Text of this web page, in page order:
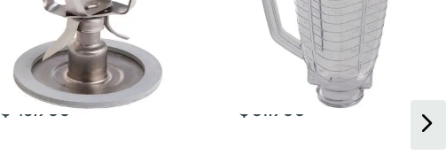
$ 46.900 $ 51.900